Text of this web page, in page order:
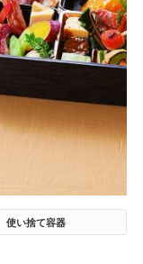
使い捨て容器